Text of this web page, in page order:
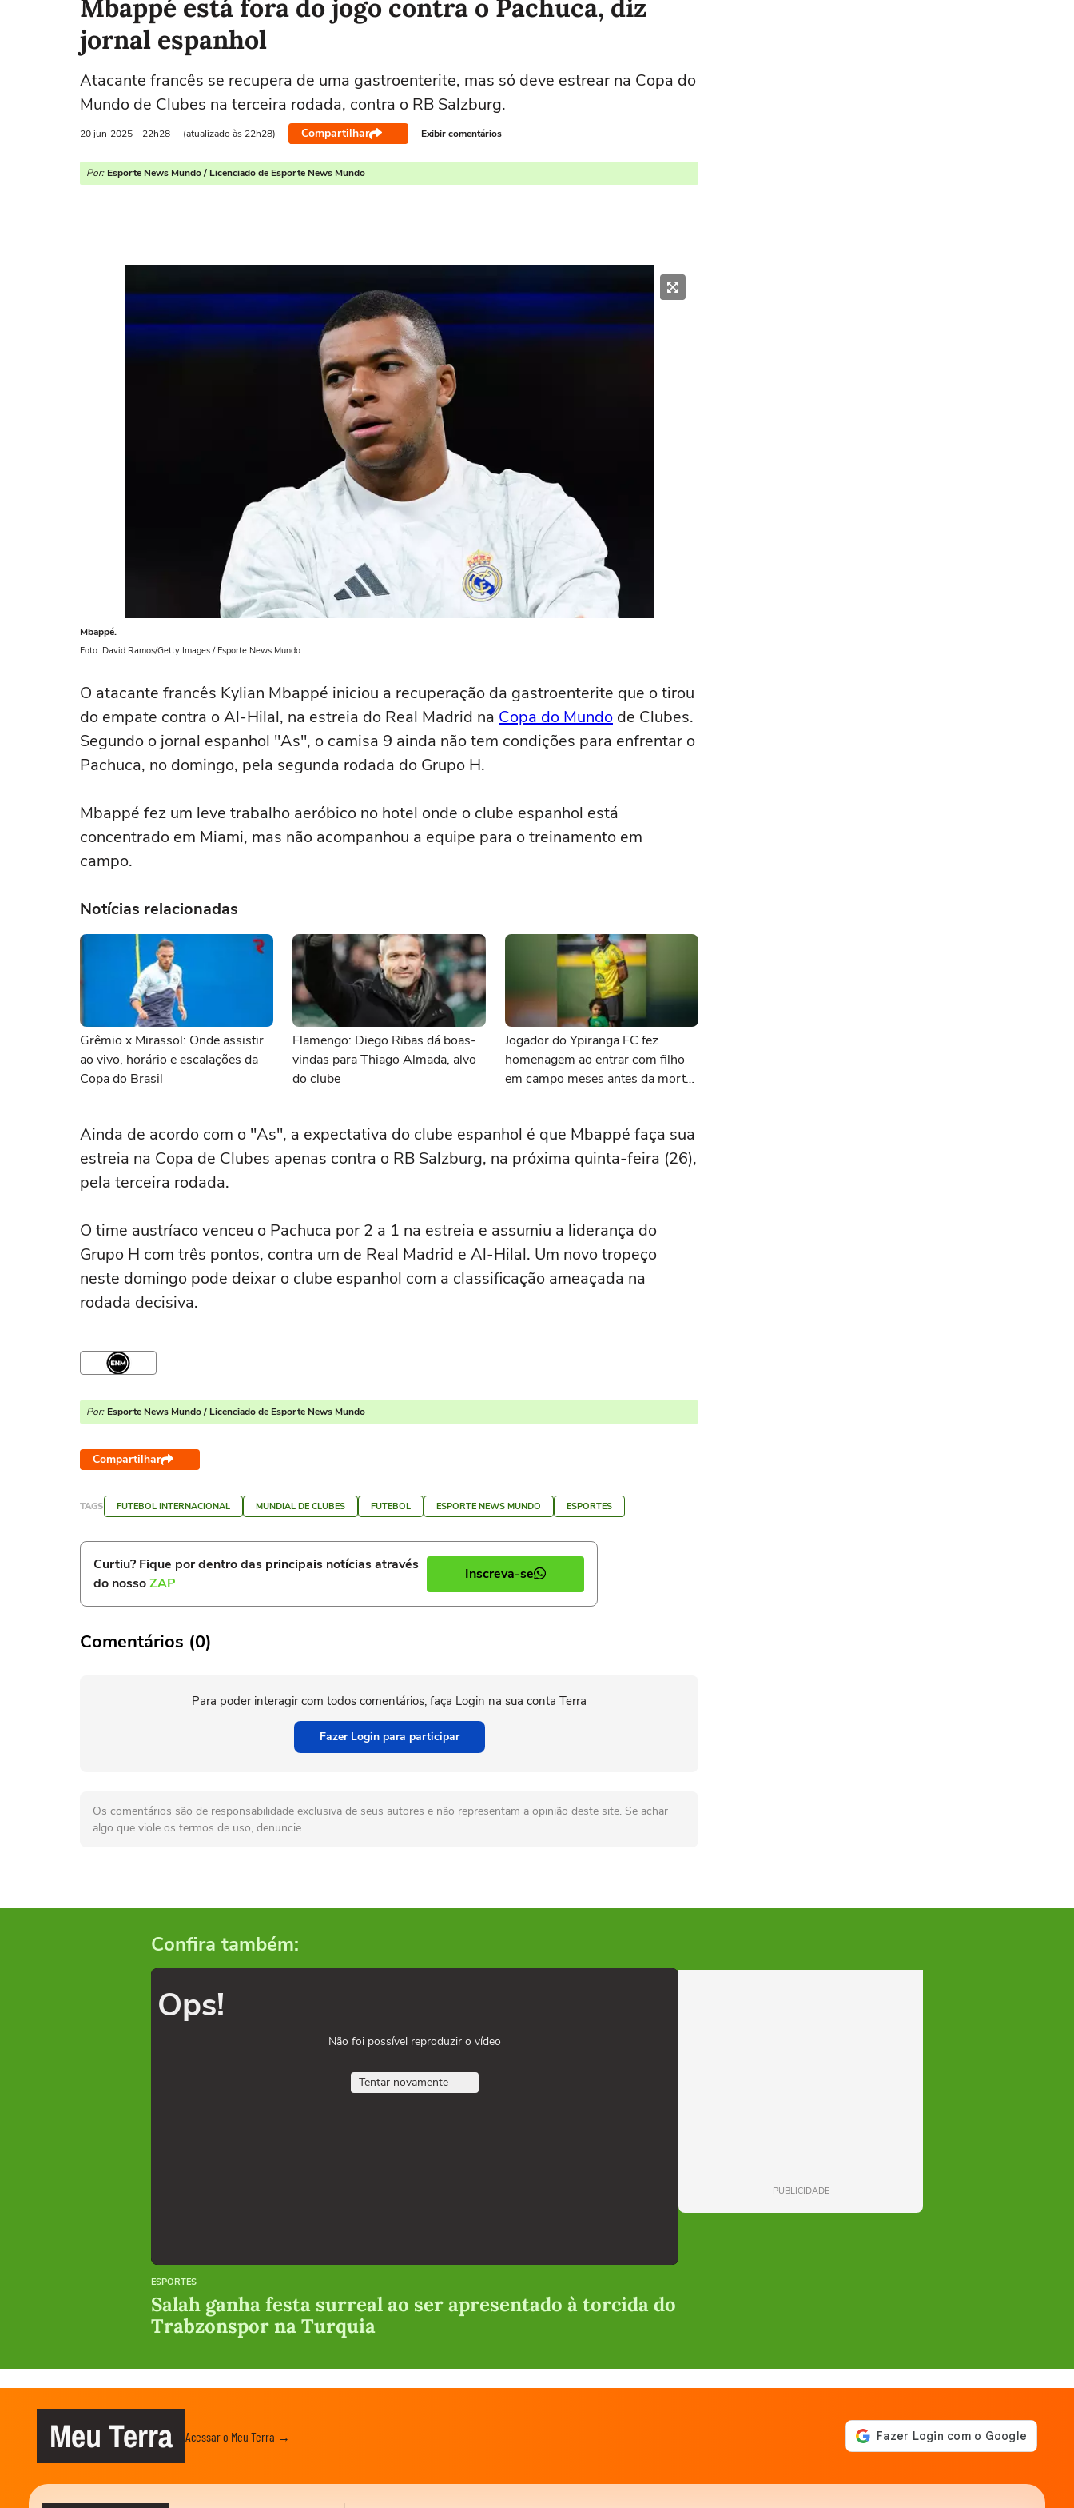
Mbappé está fora do jogo contra o Pachuca, diz
jornal espanhol
Atacante francês se recupera de uma gastroenterite, mas só deve estrear na Copa do
Mundo de Clubes na terceira rodada, contra o RB Salzburg.
20 jun 2025 - 22h28 (atualizado às 22h28) Compartilhar Exibir comentários
Por: Esporte News Mundo / Licenciado de Esporte News Mundo
Mbappé.
Foto: David Ramos/Getty Images / Esporte News Mundo
O atacante francês Kylian Mbappé iniciou a recuperação da gastroenterite que o tirou
do empate contra o Al-Hilal, na estreia do Real Madrid na Copa do Mundo de Clubes.
Segundo o jornal espanhol "As", o camisa 9 ainda não tem condições para enfrentar o
Pachuca, no domingo, pela segunda rodada do Grupo H.
Mbappé fez um leve trabalho aeróbico no hotel onde o clube espanhol está
concentrado em Miami, mas não acompanhou a equipe para o treinamento em
campo.
Notícias relacionadas
Grêmio x Mirassol: Onde assistir
ao vivo, horário e escalações da
Copa do Brasil
Flamengo: Diego Ribas dá boas-
vindas para Thiago Almada, alvo
do clube
Jogador do Ypiranga FC fez
homenagem ao entrar com filho
em campo meses antes da morte
Ainda de acordo com o "As", a expectativa do clube espanhol é que Mbappé faça sua
estreia na Copa de Clubes apenas contra o RB Salzburg, na próxima quinta-feira (26),
pela terceira rodada.
O time austríaco venceu o Pachuca por 2 a 1 na estreia e assumiu a liderança do
Grupo H com três pontos, contra um de Real Madrid e Al-Hilal. Um novo tropeço
neste domingo pode deixar o clube espanhol com a classificação ameaçada na
rodada decisiva.
Por: Esporte News Mundo / Licenciado de Esporte News Mundo
Compartilhar
TAGS FUTEBOL INTERNACIONAL MUNDIAL DE CLUBES FUTEBOL ESPORTE NEWS MUNDO ESPORTES
Curtiu? Fique por dentro das principais notícias através
do nossoZAP
Inscreva-se
Comentários (0)
Para poder interagir com todos comentários, faça Login na sua conta Terra
Fazer Login para participar
Os comentários são de responsabilidade exclusiva de seus autores e não representam a opinião deste site. Se achar
algo que viole os termos de uso, denuncie.
Confira também:
Ops!
Não foi possível reproduzir o vídeo
Tentar novamente
ESPORTES
Salah ganha festa surreal ao ser apresentado à torcida do
Trabzonspor na Turquia
PUBLICIDADE
Meu Terra Acessar o Meu Terra →